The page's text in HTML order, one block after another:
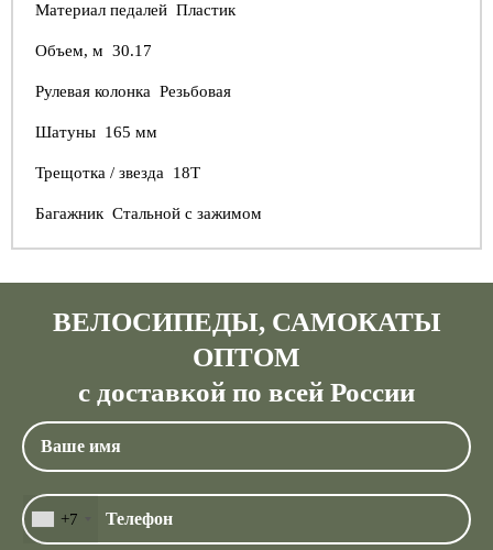
Материал педалей Пластик
Объем, м 30.17
Рулевая колонка Резьбовая
Шатуны 165 мм
Трещотка / звезда 18Т
Багажник Стальной с зажимом
ВЕЛОСИПЕДЫ, САМОКАТЫ
ОПТОМ
с доставкой по всей России
+7